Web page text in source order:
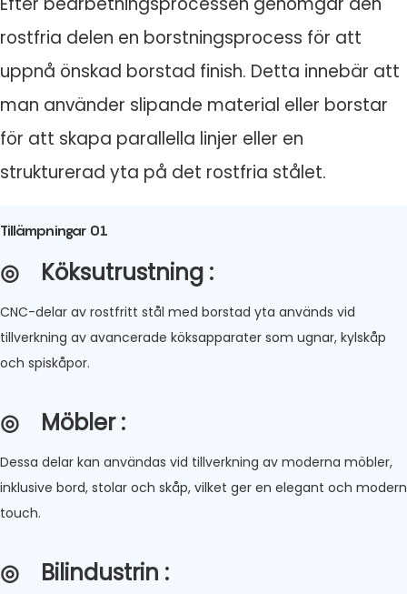
rostfria delen en borstningsprocess för att
uppnå önskad borstad finish. Detta innebär att
man använder slipande material eller borstar
för att skapa parallella linjer eller en
strukturerad yta på det rostfria stålet.
Tillämpningar 01
◎ Köksutrustning :
CNC-delar av rostfritt stål med borstad yta används vid
tillverkning av avancerade köksapparater som ugnar, kylskåp
och spiskåpor.
◎ Möbler:
Dessa delar kan användas vid tillverkning av moderna möbler,
inklusive bord, stolar och skåp, vilket ger en elegant och modern
touch.
◎ Bilindustrin :